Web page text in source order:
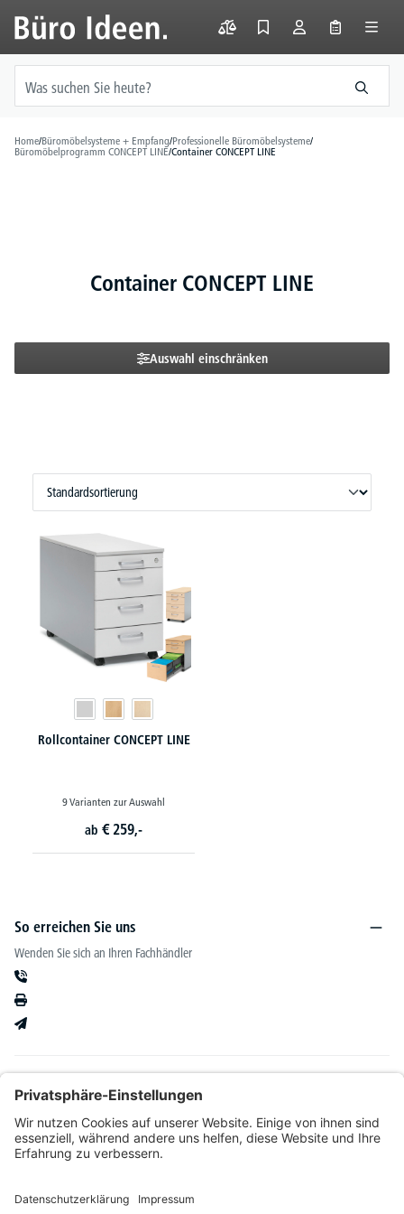
springen
Home/Büromöbelsysteme + Empfang/Professionelle Büromöbelsysteme/
Büromöbelprogramm CONCEPT LINE/Container CONCEPT LINE
Container CONCEPT LINE
Auswahl einschränken
Rollcontainer CONCEPT LINE
9 Varianten zur Auswahl
ab € 259,-
So erreichen Sie uns
Wenden Sie sich an Ihren Fachhändler
Kataloge & mehr
Betriebseinrichtung. Wir behalten uns nach Bonitätsprüfung sowie bei Neukunden die
Wahl der Zahlungsabwicklung vor. Natürlich setzen wir uns mit Ihnen in Verbindung,